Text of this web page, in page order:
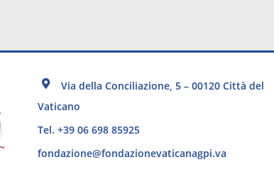
Via della Conciliazione, 5 – 00120 Città del
Vaticano
Tel. +39 06 698 85925
fondazione@fondazionevaticanagpi.va